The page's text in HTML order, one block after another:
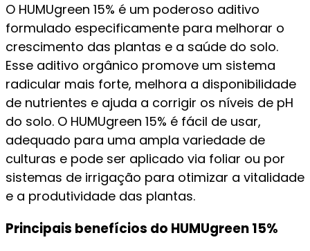
O HUMUgreen 15% é um poderoso aditivo
formulado especificamente para melhorar o
crescimento das plantas e a saúde do solo.
Esse aditivo orgânico promove um sistema
radicular mais forte, melhora a disponibilidade
de nutrientes e ajuda a corrigir os níveis de pH
do solo. O HUMUgreen 15% é fácil de usar,
adequado para uma ampla variedade de
culturas e pode ser aplicado via foliar ou por
sistemas de irrigação para otimizar a vitalidade
e a produtividade das plantas.
Principais benefícios do HUMUgreen 15%